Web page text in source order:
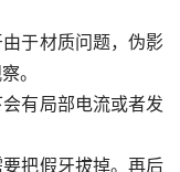
于材质问题，伪影
。
有局部电流或者发
把假牙拔掉。再后